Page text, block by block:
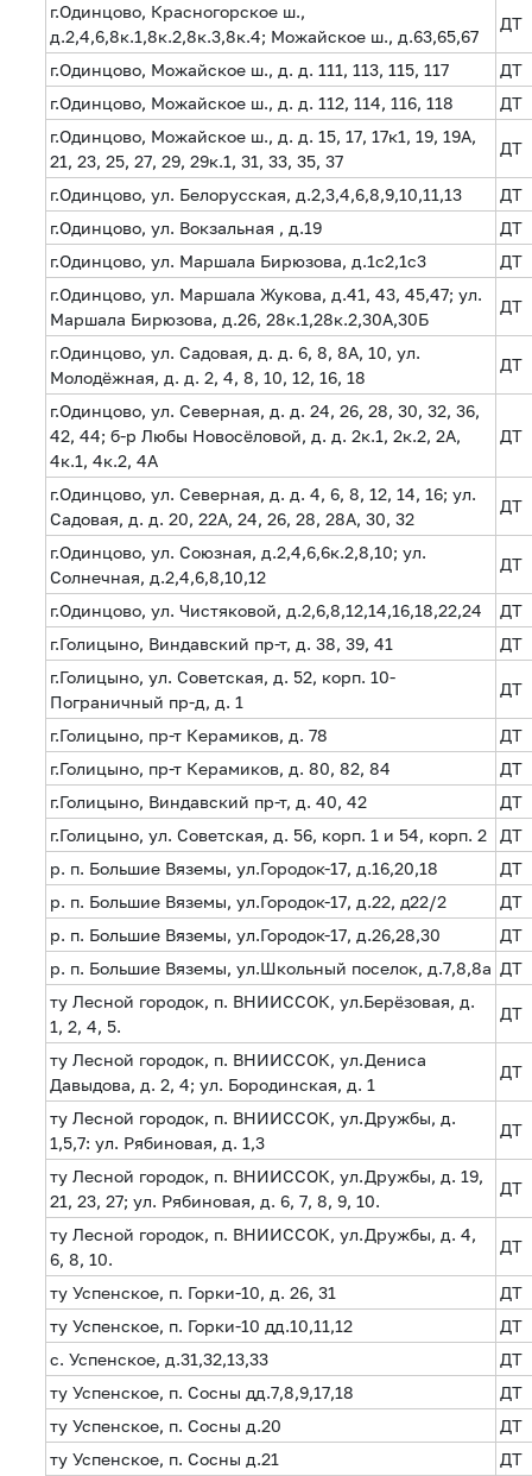
г.Одинцово, Красногорское ш.,
д.2,4,6,8к.1,8к.2,8к.3,8к.4; Можайское ш., д.63,65,67
ДТ
г.Одинцово, Можайское ш., д. д. 111, 113, 115, 117
ДТ
г.Одинцово, Можайское ш., д. д. 112, 114, 116, 118
ДТ
г.Одинцово, Можайское ш., д. д. 15, 17, 17к1, 19, 19А,
21, 23, 25, 27, 29, 29к.1, 31, 33, 35, 37
ДТ
г.Одинцово, ул. Белорусская, д.2,3,4,6,8,9,10,11,13
ДТ
г.Одинцово, ул. Вокзальная , д.19
ДТ
г.Одинцово, ул. Маршала Бирюзова, д.1с2,1с3
ДТ
г.Одинцово, ул. Маршала Жукова, д.41, 43, 45,47; ул.
Маршала Бирюзова, д.26, 28к.1,28к.2,30А,30Б
ДТ
г.Одинцово, ул. Садовая, д. д. 6, 8, 8А, 10, ул.
Молодёжная, д. д. 2, 4, 8, 10, 12, 16, 18
ДТ
г.Одинцово, ул. Северная, д. д. 24, 26, 28, 30, 32, 36,
42, 44; б-р Любы Новосёловой, д. д. 2к.1, 2к.2, 2А,
4к.1, 4к.2, 4А
ДТ
г.Одинцово, ул. Северная, д. д. 4, 6, 8, 12, 14, 16; ул.
Садовая, д. д. 20, 22А, 24, 26, 28, 28А, 30, 32
ДТ
г.Одинцово, ул. Союзная, д.2,4,6,6к.2,8,10; ул.
Солнечная, д.2,4,6,8,10,12
ДТ
г.Одинцово, ул. Чистяковой, д.2,6,8,12,14,16,18,22,24
ДТ
г.Голицыно, Виндавский пр-т, д. 38, 39, 41
ДТ
г.Голицыно, ул. Советская, д. 52, корп. 10-
Пограничный пр-д, д. 1
ДТ
г.Голицыно, пр-т Керамиков, д. 78
ДТ
г.Голицыно, пр-т Керамиков, д. 80, 82, 84
ДТ
г.Голицыно, Виндавский пр-т, д. 40, 42
ДТ
г.Голицыно, ул. Советская, д. 56, корп. 1 и 54, корп. 2
ДТ
р. п. Большие Вяземы, ул.Городок-17, д.16,20,18
ДТ
р. п. Большие Вяземы, ул.Городок-17, д.22, д22/2
ДТ
р. п. Большие Вяземы, ул.Городок-17, д.26,28,30
ДТ
р. п. Большие Вяземы, ул.Школьный поселок, д.7,8,8а ДТ
ту Лесной городок, п. ВНИИССОК, ул.Берёзовая, д.
1, 2, 4, 5.
ДТ
ту Лесной городок, п. ВНИИССОК, ул.Дениса
Давыдова, д. 2, 4; ул. Бородинская, д. 1
ДТ
ту Лесной городок, п. ВНИИССОК, ул.Дружбы, д.
1,5,7: ул. Рябиновая, д. 1,3
ДТ
ту Лесной городок, п. ВНИИССОК, ул.Дружбы, д. 19,
21, 23, 27; ул. Рябиновая, д. 6, 7, 8, 9, 10.
ДТ
ту Лесной городок, п. ВНИИССОК, ул.Дружбы, д. 4,
6, 8, 10.
ДТ
ту Успенское, п. Горки-10, д. 26, 31
ДТ
ту Успенское, п. Горки-10 дд.10,11,12
ДТ
с. Успенское, д.31,32,13,33
ДТ
ту Успенское, п. Сосны дд.7,8,9,17,18
ДТ
ту Успенское, п. Сосны д.20
ДТ
ту Успенское, п. Сосны д.21
ДТ